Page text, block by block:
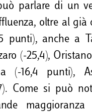
parlare di un
oltre al già
punti), anche a
(-25,4), Oristano
(-16,4 punti),
Come si può